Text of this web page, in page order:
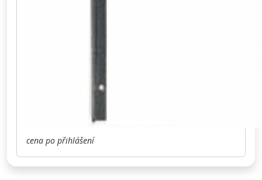
cena po přihlášení